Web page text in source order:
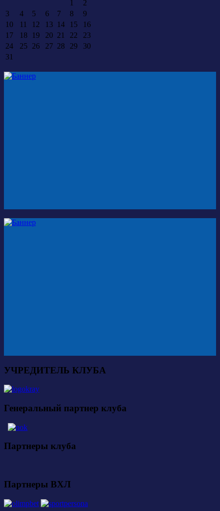
1
2
3
4 5 6 7 8
9
10
11 12 13 14 15
16
17
18 19 20 21 22
23
24
25 26 27 28 29
30
31
УЧРЕДИТЕЛЬ КЛУБА
Генеральный партнер клуба
Партнеры клуба
Партнеры ВХЛ